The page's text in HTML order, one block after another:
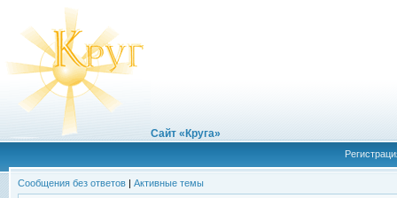
Сайт «Круга»
Сообщения без ответов | Активные темы